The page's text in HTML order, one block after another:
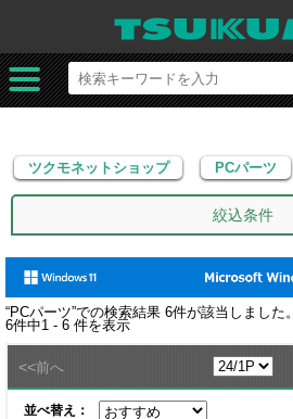
ツクモネットショップ PCパーツ
ツクモネットショップ PCパーツ
絞込条件
“PCパーツ”での検索結果 6件が該当しました。
6件中1 - 6 件を表示
<<前へ
並べ替え：